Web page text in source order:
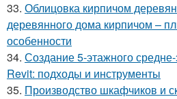
33. Облицовка кирпичом
деревянного дома кирпичом –
особенности
34. Создание 5-этажного
Revit: подходы и инструменты
35. Производство шкафчиков и